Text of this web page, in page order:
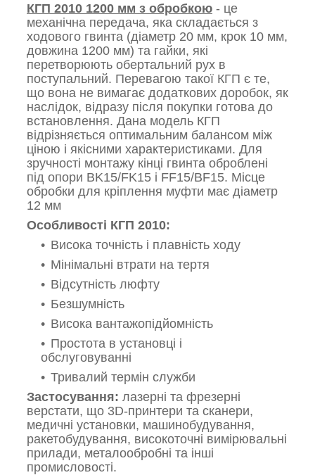
КГП 2010 1200 мм з обробкою - це
механічна передача, яка складається з
ходового гвинта (діаметр 20 мм, крок 10 мм,
довжина 1200 мм) та гайки, які
перетворюють обертальний рух в
поступальний. Перевагою такої КГП є те,
що вона не вимагає додаткових доробок, як
наслідок, відразу після покупки готова до
встановлення. Дана модель КГП
відрізняється оптимальним балансом між
ціною і якісними характеристиками. Для
зручності монтажу кінці гвинта оброблені
під опори BK15/FK15 і FF15/BF15. Місце
обробки для кріплення муфти має діаметр
12 мм
Особливості КГП 2010:
Висока точність і плавність ходу
Мінімальні втрати на тертя
Відсутність люфту
Безшумність
Висока вантажопідйомність
Простота в установці і
обслуговуванні
Тривалий термін служби
Застосування: лазерні та фрезерні
верстати, що 3D-принтери та сканери,
медичні установки, машинобудування,
ракетобудування, високоточні вимірювальні
прилади, металообробні та інші
промисловості.